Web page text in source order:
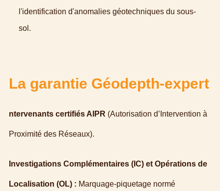
l'identification d'anomalies géotechniques du sous-
sol.
La garantie Géodepth-expert
ntervenants certifiés AIPR (Autorisation d’Intervention à
Proximité des Réseaux).
Investigations Complémentaires (IC) et Opérations de
Localisation (OL) : Marquage-piquetage normé